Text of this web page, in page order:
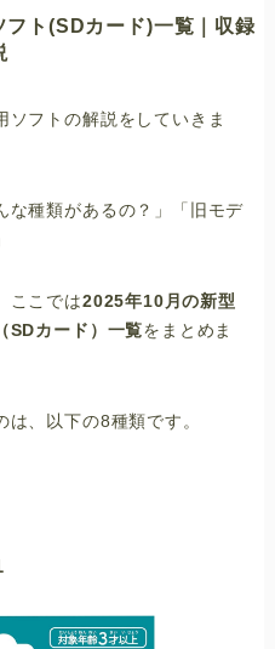
ト(SDカード)一覧｜収録
ソフトの解説をしていきま
な種類があるの？」「旧モデ
ここでは2025年10月の新型
SDカード）一覧をまとめま
、以下の8種類です。